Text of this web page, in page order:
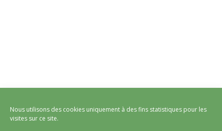
Nous utilisons des cookies uniquement à des fins statistiques pour les
visites sur ce site.